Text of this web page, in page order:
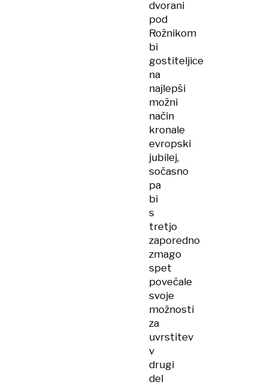
dvorani
pod
Rožnikom
bi
gostiteljice
na
najlepši
možni
način
kronale
evropski
jubilej,
sočasno
pa
bi
s
tretjo
zaporedno
zmago
spet
povečale
svoje
možnosti
za
uvrstitev
v
drugi
del